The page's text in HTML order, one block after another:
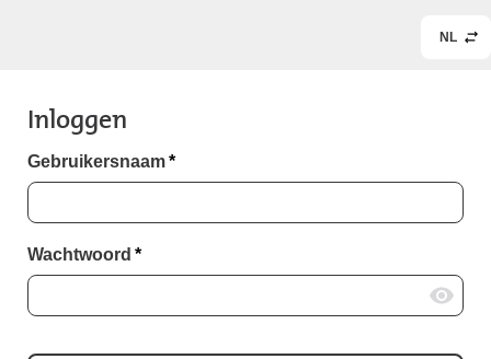
NL
Inloggen
Gebruikersnaam*
Wachtwoord *